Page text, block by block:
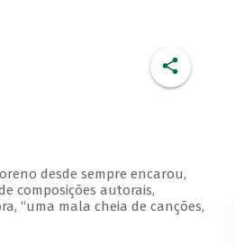
desde sempre encarou,
composições autorais,
“uma mala cheia de canções,